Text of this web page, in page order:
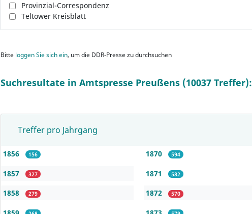
Provinzial-Correspondenz
Teltower Kreisblatt
Bitte loggen Sie sich ein, um die DDR-Presse zu durchsuchen
Suchresultate in Amtspresse Preußens (10037 Treffer):
Treffer pro Jahrgang
1856 156
1857 327
1858 279
1870 594
1871 582
1872 570